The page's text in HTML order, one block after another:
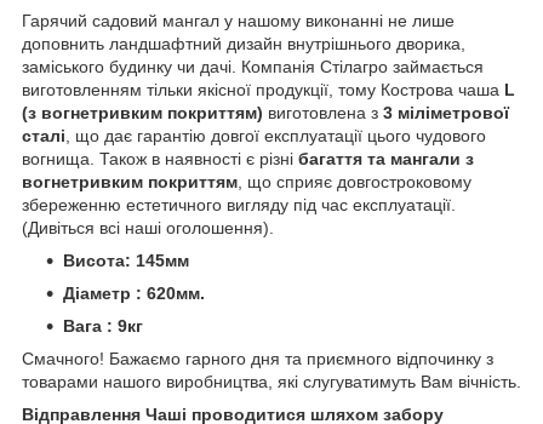
Гарячий садовий мангал у нашому виконанні не лише
доповнить ландшафтний дизайн внутрішнього дворика,
заміського будинку чи дачі. Компанія Стілагро займається
виготовленням тільки якісної продукції, тому Кострова чаша L
(з вогнетривким покриттям) виготовлена ​​з 3 міліметрової
сталі, що дає гарантію довгої експлуатації цього чудового
вогнища. Також в наявності є різні багаття та мангали з
вогнетривким покриттям, що сприяє довгостроковому
збереженню естетичного вигляду під час експлуатації.
(Дивіться всі наші оголошення).
Висота: 145мм
Діаметр : 620мм.
Вага : 9кг
Смачного! Бажаємо гарного дня та приємного відпочинку з
товарами нашого виробництва, які слугуватимуть Вам вічність.
Відправлення Чаші проводитися шляхом забору